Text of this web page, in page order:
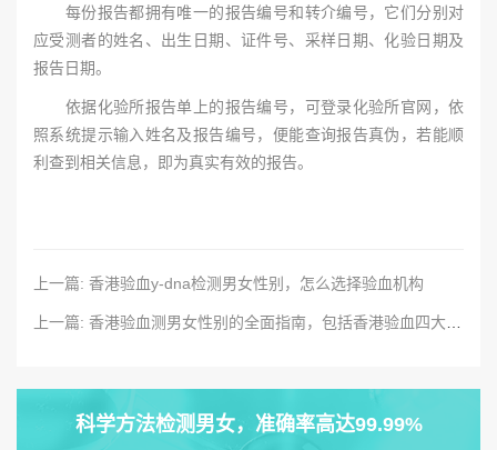
每份报告都拥有唯一的报告编号和转介编号，它们分别对
应受测者的姓名、出生日期、证件号、采样日期、化验日期及
报告日期。
依据化验所报告单上的报告编号，可登录化验所官网，依
照系统提示输入姓名及报告编号，便能查询报告真伪，若能顺
利查到相关信息，即为真实有效的报告。
上一篇: 香港验血y-dna检测男女性别，怎么选择验血机构
科学方法检测男女，准确率高达99.99%